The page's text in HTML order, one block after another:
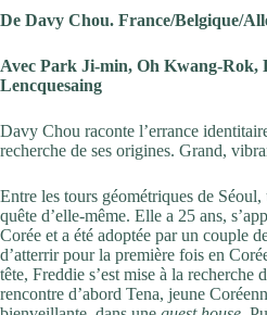
De Davy Chou. France/Belgique/
Avec Park Ji-min, Oh Kwang-Rok,
Lencquesaing
Davy Chou raconte l’errance
recherche de ses origines. Grand,
Entre les tours géométriques de Séoul,
quête d’elle-même. Elle a 25 ans,
Corée et a été adoptée par un couple
d’atterrir pour la première fois en
tête, Freddie s’est mise à la recherche
rencontre d’abord Tena, jeune